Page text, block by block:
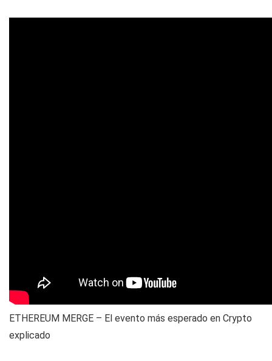
ETHEREUM MERGE – El evento más esperado en Crypto
explicado